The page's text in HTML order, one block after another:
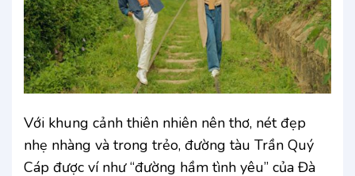
Với khung cảnh thiên nhiên nên thơ, nét đẹp
nhẹ nhàng và trong trẻo, đường tàu Trần Quý
Cáp được ví như “đường hầm tình yêu” của Đà